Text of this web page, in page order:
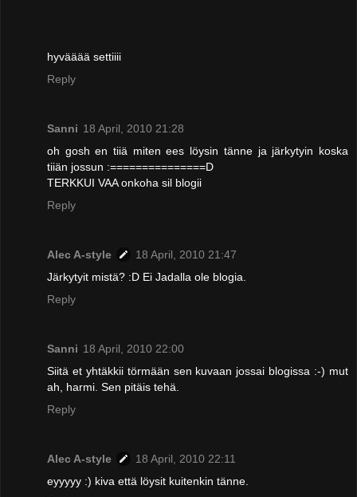
hyvääää settiiii
Reply
Sanni 18 April, 2010 21:28
oh gosh en tiiä miten ees löysin tänne ja järkytyin koska
tiiän jossun :===============D
TERKKUI VAA onkoha sil blogii
Reply
Alec A-style
18 April, 2010 21:47
Järkytyit mistä? :D Ei Jadalla ole blogia.
Reply
Sanni 18 April, 2010 22:00
Siitä et yhtäkkii törmään sen kuvaan jossai blogissa :-) mut
ah, harmi. Sen pitäis tehä.
Reply
Alec A-style
18 April, 2010 22:11
eyyyyy :) kiva että löysit kuitenkin tänne.